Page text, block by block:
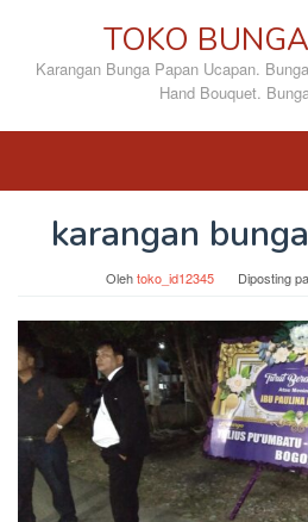
konten
TOKO
Karangan Bunga Papan Ucapan.
Hand Bouquet.
karangan
Olehtoko_id12345 Diposting